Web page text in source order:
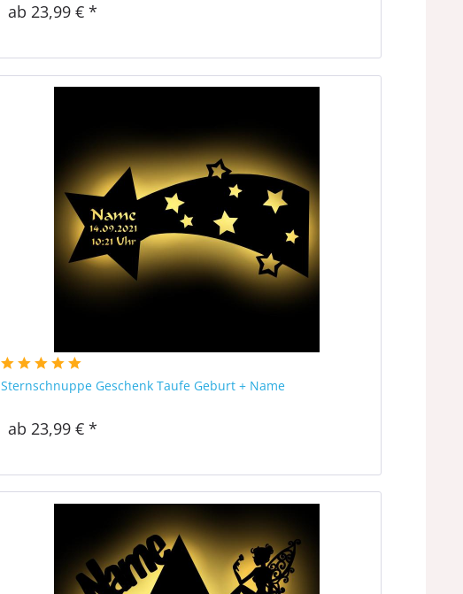
ab 23,99 € *
Sternschnuppe Geschenk Taufe Geburt + Name
ab 23,99 € *